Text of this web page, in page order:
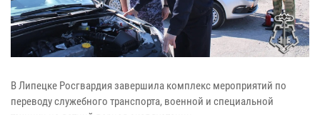
В Липецке Росгвардия завершила комплекс мероприятий по
переводу служебного транспорта, военной и специальной